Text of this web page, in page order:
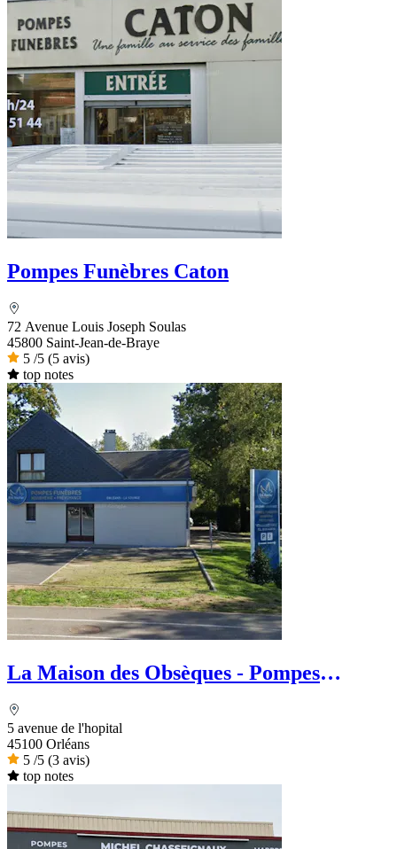
Pompes Funèbres Caton
72 Avenue Louis Joseph Soulas
45800 Saint-Jean-de-Braye
5 /5 (5 avis)
top notes
La Maison des Obsèques - Pompes
5 avenue de l'hopital
45100 Orléans
5 /5 (3 avis)
top notes